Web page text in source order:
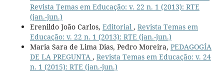
Revista Temas em Educação: v. 22 n. 1 (2013): RTE
(jan.-jun.)
Erenildo João Carlos, Editorial , Revista Temas em
Educação: v. 22 n. 1 (2013): RTE (jan.-jun.)
Maria Sara de Lima Dias, Pedro Moreira, PEDAGOGÍA
DE LA PREGUNTA , Revista Temas em Educação: v. 24
n. 1 (2015): RTE (jan.-jun.)